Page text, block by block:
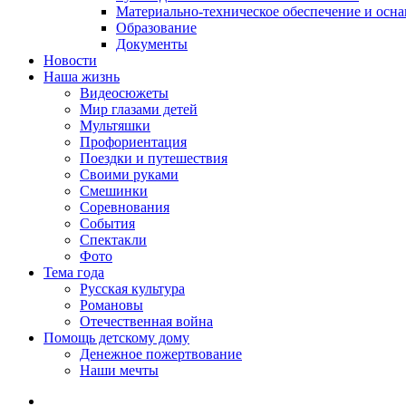
Материально-техническое обеспечение и
Образование
Документы
Новости
Наша жизнь
Видеосюжеты
Мир глазами детей
Мультяшки
Профориентация
Поездки и путешествия
Своими руками
Смешинки
Соревнования
События
Спектакли
Фото
Тема года
Русская культура
Романовы
Отечественная война
Помощь детскому дому
Денежное пожертвование
Наши мечты